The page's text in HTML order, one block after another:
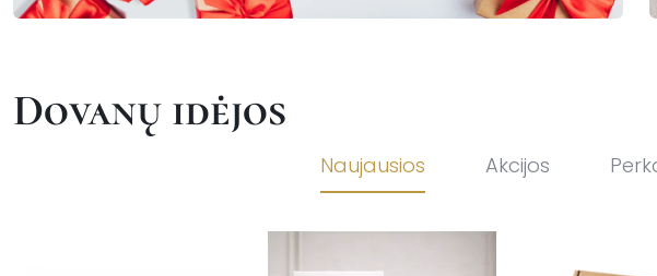
Dovanų idėjos
Naujausios Akcijos